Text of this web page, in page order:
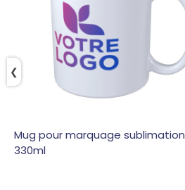
Mug pour marquage sublimation
330ml
❮